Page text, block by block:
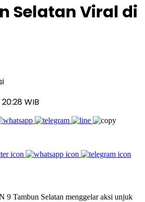
Selatan Viral di
WIB